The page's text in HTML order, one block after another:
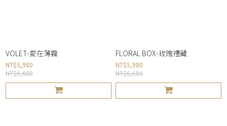
VOLET-愛在薄霧
NT$5,980
NT$6,680
FLORAL BOX-玫瑰禮藏
NT$5,980
NT$6,680